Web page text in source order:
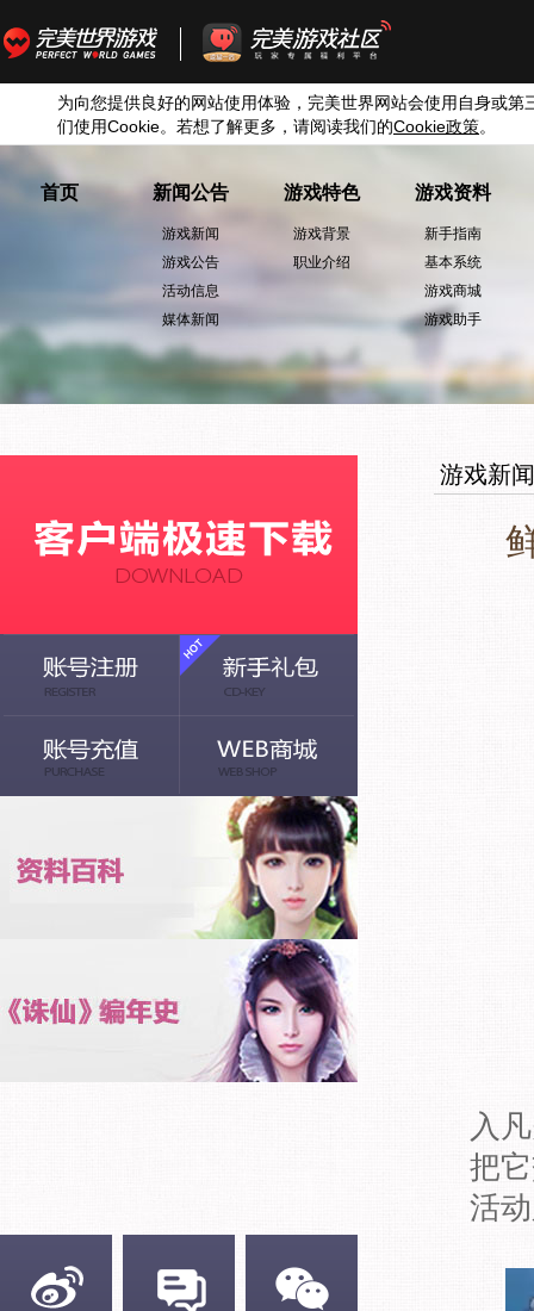
为向您提供良好的网站使用体验，完美世界网站会使用自身或第
们使用Cookie。若想了解更多，请阅读我们的Cookie政策。
首页 新闻公告
游戏新闻
游戏公告
活动信息
媒体新闻
游戏特色
游戏背景
职业介绍
游戏资料
新手指南
基本系统
游戏商城
游戏助手
游戏新闻
入
把
活